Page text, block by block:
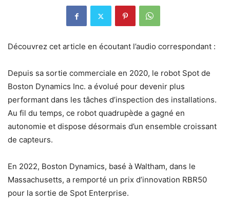
Découvrez cet article en écoutant l’audio correspondant :
Depuis sa sortie commerciale en 2020, le robot Spot de
Boston Dynamics Inc. a évolué pour devenir plus
performant dans les tâches d’inspection des installations.
Au fil du temps, ce robot quadrupède a gagné en
autonomie et dispose désormais d’un ensemble croissant
de capteurs.
En 2022, Boston Dynamics, basé à Waltham, dans le
Massachusetts, a remporté un prix d’innovation RBR50
pour la sortie de Spot Enterprise.